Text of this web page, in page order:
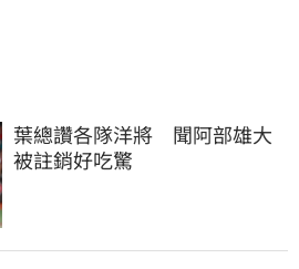
葉總讚各隊洋將　聞阿部雄大
被註銷好吃驚